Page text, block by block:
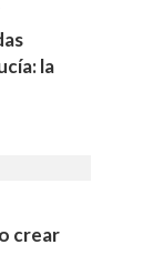
la
crear